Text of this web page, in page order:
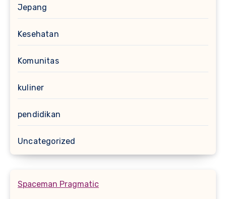
Jepang
Kesehatan
Komunitas
kuliner
pendidikan
Uncategorized
Spaceman Pragmatic